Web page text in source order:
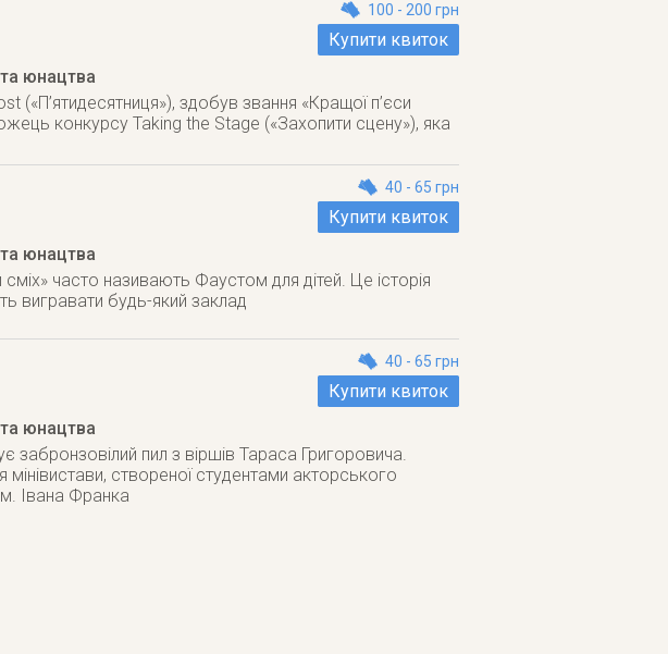
100 - 200 грн
Купити квиток
юнацтва
(«П’ятидесятниця»), здобув звання «Кращої п’єси
конкурсу Taking the Stage («Захопити сцену»), яка
40 - 65 грн
Купити квиток
юнацтва
часто називають Фаустом для дітей. Це історія
вигравати будь-який заклад
40 - 65 грн
Купити квиток
юнацтва
забронзовілий пил з віршів Тараса Григоровича.
створеної студентами акторського
Івана Франка